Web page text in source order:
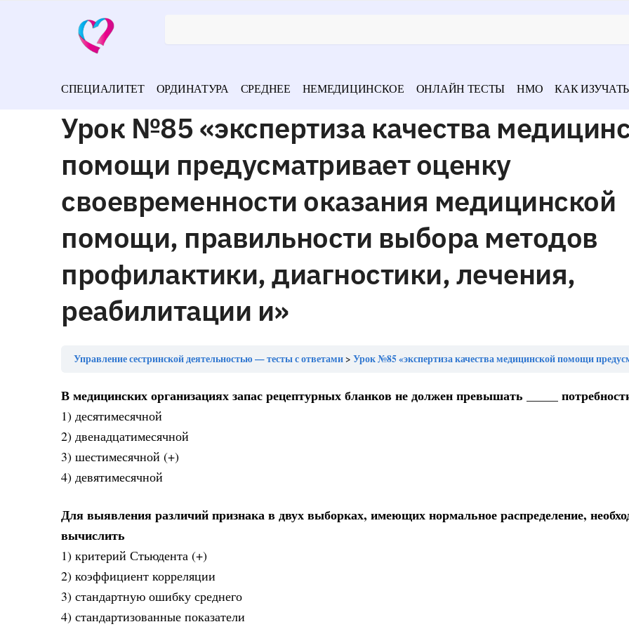
СПЕЦИАЛИТЕТ ОРДИНАТУРА СРЕДНЕЕ НЕМЕДИЦИНСКОЕ ОНЛАЙН ТЕСТЫ НМО КАК ИЗУЧАТЬ
Урок №85 «экспертиза качества
помощи предусматривает оценку
своевременности оказания медицинской
помощи, правильности выбора методов
профилактики, диагностики, лечения,
реабилитации и»
Управление сестринской деятельностью — тесты с ответами Урок №85 «экспертиза качества медицинской помощи предусматривает оценку своевременности оказания медицинской помощи, правильности выбора методов профилактики,
В медицинских организациях запас рецептурных бланков не должен превышать _____
1) десятимесячной
2) двенадцатимесячной
3) шестимесячной (+)
4) девятимесячной
Для выявления различий признака в двух выборках, имеющих нормальное распределение,
вычислить
1) критерий Стьюдента (+)
2) коэффициент корреляции
3) стандартную ошибку среднего
4) стандартизованные показатели